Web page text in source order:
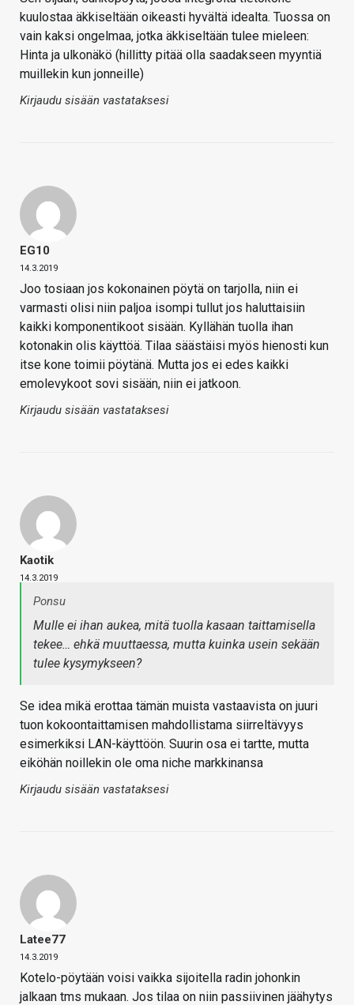
kuulostaa äkkiseltään oikeasti hyvältä idealta. Tuossa on
vain kaksi ongelmaa, jotka äkkiseltään tulee mieleen:
Hinta ja ulkonäkö (hillitty pitää olla saadakseen myyntiä
muillekin kun jonneille)
Kirjaudu sisään vastataksesi
EG10
14.3.2019
Joo tosiaan jos kokonainen pöytä on tarjolla, niin ei
varmasti olisi niin paljoa isompi tullut jos haluttaisiin
kaikki komponentikoot sisään. Kyllähän tuolla ihan
kotonakin olis käyttöä. Tilaa säästäisi myös hienosti kun
itse kone toimii pöytänä. Mutta jos ei edes kaikki
emolevykoot sovi sisään, niin ei jatkoon.
Kirjaudu sisään vastataksesi
Kaotik
14.3.2019
Ponsu
Mulle ei ihan aukea, mitä tuolla kasaan taittamisella
tekee… ehkä muuttaessa, mutta kuinka usein sekään
tulee kysymykseen?
Se idea mikä erottaa tämän muista vastaavista on juuri
tuon kokoontaittamisen mahdollistama siirreltävyys
esimerkiksi LAN-käyttöön. Suurin osa ei tartte, mutta
eiköhän noillekin ole oma niche markkinansa
Kirjaudu sisään vastataksesi
Latee77
14.3.2019
Kotelo-pöytään voisi vaikka sijoitella radin johonkin
jalkaan tms mukaan. Jos tilaa on niin passiivinen jäähytys